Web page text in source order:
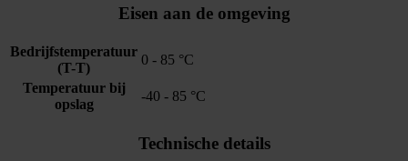
Eisen aan de omgeving
Bedrijfstemperatuur
(T-T)
0 - 85 °C
Temperatuur bij
opslag
-40 - 85 °C
Technische details